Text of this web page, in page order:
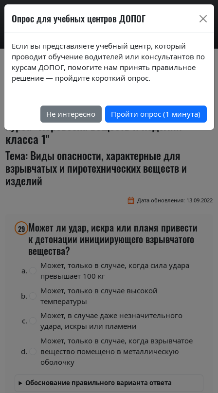
AdrExam
Вопросы экзаменационных билетов по
курсам ДОПОГ ver. 2020
Экзаменационные задания (тестовые
вопросы) по темам специализированного
курса "Перевозка веществ и изделий
класса 1"
Тема: Виды опасности, характерные для
взрывчатых и пиротехнических веществ и
изделий
Дата обновления: 13.09.2022
29 Может ли удар, искра или пламя привести
к детонации инициирующего взрывчатого
вещества?
Может, только в случае, когда сила удара
превышает 100 кг
Может, только в случае высокой
температуры
Может, в случае даже незначительного
удара, искры или пламени
Может, только в случае, когда взрывчатое
вещество помещено в металлическую
оболочку
Обоснование правильного варианта ответа
Опрос для учебных центров ДОПОГ
Если вы представляете учебный центр, который
проводит обучение водителей или консультантов по
курсам ДОПОГ, помогите нам принять правильное
решение — пройдите короткий опрос.
Не интересно Пройти опрос (1 минута)